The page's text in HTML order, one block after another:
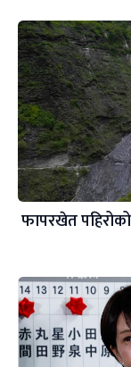
फापरखेत